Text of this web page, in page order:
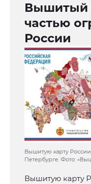
Вышитый
частью
России
Вышитую карту
Петербурге. Фото:
Вышитую карту